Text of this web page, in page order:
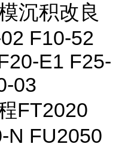
沉积改良
F10-52
E1 F25-
03
FT2020
N FU2050